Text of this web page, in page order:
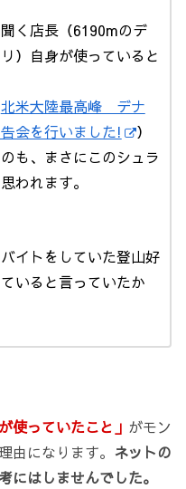
く店長（6190mのデ
）自身が使っていると
北米大陸最高峰 デナ
会を行いました!
）
も、まさにこのシュラ
われます。
イトをしていた登山好
いると言っていたか
使っていたこと」 がモン
由になります。 ネットの
にはしませんでした。